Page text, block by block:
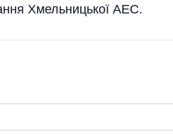
Хмельницької АЕС.